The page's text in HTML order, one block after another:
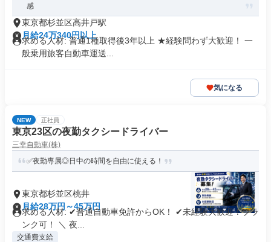
感
東京都杉並区高井戸駅
月給24万340円以上
求める人材: 普通1種取得後3年以上 ★経験問わず大歓迎！ 一
般乗用旅客自動車運送...
気になる
NEW 正社員
東京23区の夜勤タクシードライバー
三幸自動車(株)
✅夜勤専属◎日中の時間を自由に使える！
東京都杉並区桃井
月給28万円～45万円
求める人材: ✔︎普通自動車免許からOK！ ✔︎未経験大歓迎！ブラ
ンク可！ ＼ 夜...
交通費支給